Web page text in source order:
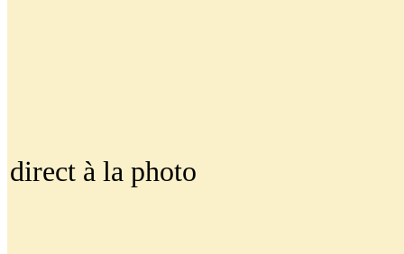
direct à la photo